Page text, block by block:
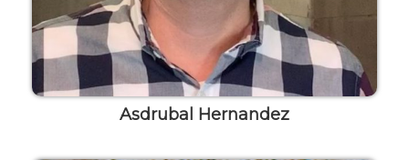
Asdrubal Hernandez